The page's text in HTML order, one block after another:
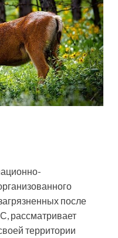
после
рассматривает
территории